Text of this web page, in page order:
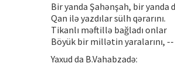
Bir yanda Şahənşah, bir yanda
Qan ilə yazdılar sülh qərarını.
Tikanlı məftillə bağladı onlar
Böyük bir millətin yaralarını,
Yaxud da B.Vahabzadə: